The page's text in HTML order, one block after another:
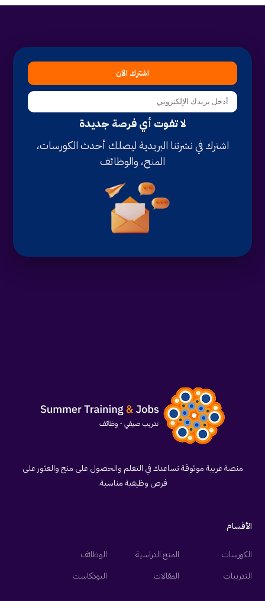
اشترك الآن
لا تفوت أي فرصة جديدة
اشترك في نشرتنا البريدية ليصلك أحدث الكورسات،
المنح، والوظائف
منصة عربية موثوقة تساعدك في التعلم والحصول على منح والعثور على
فرص وظيفية مناسبة.
الأقسام
الكورسات المنح الدراسية
الوظائف
التدريبات
المقالات البودكاست